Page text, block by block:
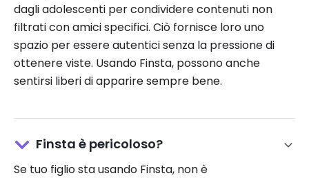
dagli adolescenti per condividere contenuti non
filtrati con amici specifici. Ciò fornisce loro uno
spazio per essere autentici senza la pressione di
ottenere viste. Usando Finsta, possono anche
sentirsi liberi di apparire sempre bene.
Finsta è pericoloso?
Se tuo figlio sta usando Finsta, non è